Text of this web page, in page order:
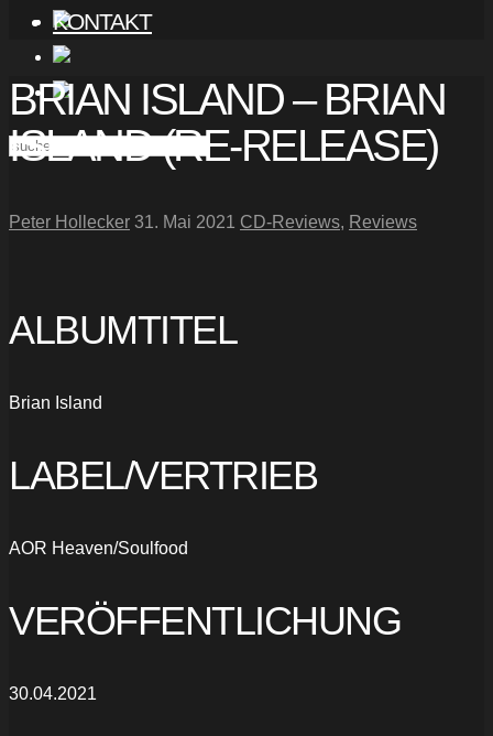
KONTAKT
BRIAN ISLAND – BRIAN
ISLAND (RE-RELEASE)
Peter Hollecker 31. Mai 2021 CD-Reviews, Reviews
ALBUMTITEL
Brian Island
LABEL/VERTRIEB
AOR Heaven/Soulfood
VERÖFFENTLICHUNG
30.04.2021